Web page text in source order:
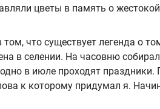
цветы в память о жестокой
что существует легенда о
в селении. На часовню
в июле проходят праздники.
к которому придумал я.